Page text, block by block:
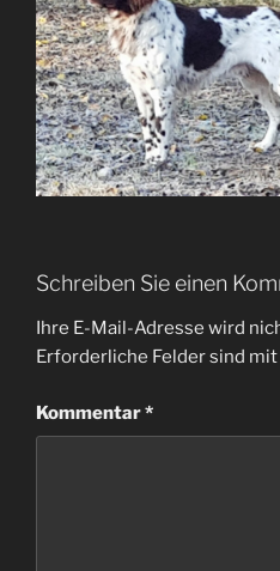
Schreiben Sie einen
Ihre E-Mail-Adresse wird
Erforderliche Felder sind mit
Kommentar*